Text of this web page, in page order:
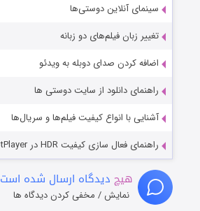
سینمای آنلاین دوستی‌ها
تغییر زبان فیلم‌های دو زبانه
اضافه کردن صدای دوبله به ویدئو
راهنمای دانلود از سایت دوستی ها
آشنایی با انواع کیفیت فیلم‌ها و سریال‌ها
راهنمای فعال سازی کیفیت HDR در PotPlayer
هیچ دیدگاه ارسال شده است
نمایش / مخفی کردن دیدگاه ها